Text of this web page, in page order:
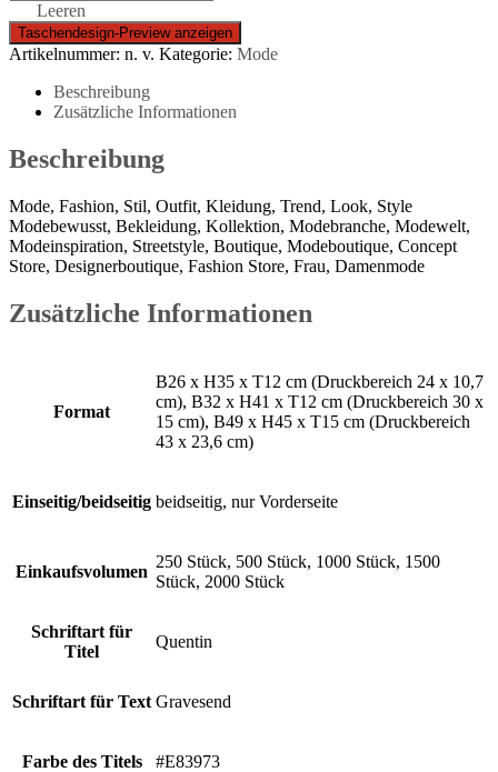
Leeren
Artikelnummer: n. v. Kategorie: Mode
Beschreibung
Zusätzliche Informationen
Beschreibung
Mode, Fashion, Stil, Outfit, Kleidung, Trend, Look, Style
Modebewusst, Bekleidung, Kollektion, Modebranche, Modewelt,
Modeinspiration, Streetstyle, Boutique, Modeboutique, Concept
Store, Designerboutique, Fashion Store, Frau, Damenmode
Zusätzliche Informationen
Format
B26 x H35 x T12 cm (Druckbereich 24 x 10,7
cm), B32 x H41 x T12 cm (Druckbereich 30 x
15 cm), B49 x H45 x T15 cm (Druckbereich
43 x 23,6 cm)
Einseitig/beidseitig beidseitig, nur Vorderseite
Einkaufsvolumen
250 Stück, 500 Stück, 1000 Stück, 1500
Stück, 2000 Stück
Schriftart für
Titel
Quentin
Schriftart für Text Gravesend
Farbe des Titels #E83973